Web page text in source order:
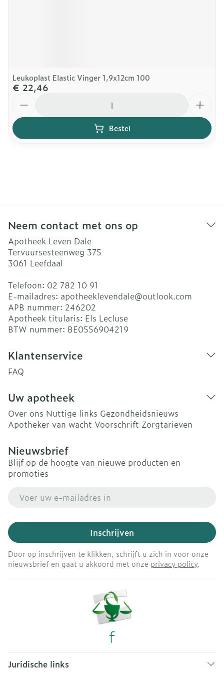
Leukoplast Elastic Vinger 1,9x12cm 100
€ 22,46
Bestel
Neem contact met ons op
Apotheek Leven Dale
Tervuursesteenweg 375
3061 Leefdaal
Telefoon: 02 782 10 91
E-mailadres: apotheeklevendale@outlook.com
APB nummer: 246202
Apotheek titularis: Els Lecluse
BTW nummer: BE0556904219
Klantenservice
FAQ
Uw apotheek
Over ons Nuttige links Gezondheidsnieuws
Apotheker van wacht Voorschrift Zorgtarieven
Nieuwsbrief
Blijf op de hoogte van nieuwe producten en
promoties
Inschrijven
Door op inschrijven te klikken, schrijft u zich in voor onze
nieuwsbrief en gaat u akkoord met onze privacy policy.
Juridische links